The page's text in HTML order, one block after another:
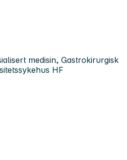
medisin, Gastrokirurgisk
HF